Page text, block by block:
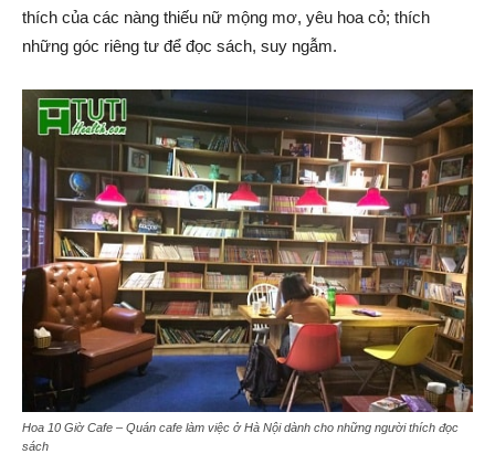
thích của các nàng thiếu nữ mộng mơ, yêu hoa cỏ; thích
những góc riêng tư để đọc sách, suy ngẫm.
Hoa 10 Giờ Cafe – Quán cafe làm việc ở Hà Nội dành cho những người thích đọc
sách